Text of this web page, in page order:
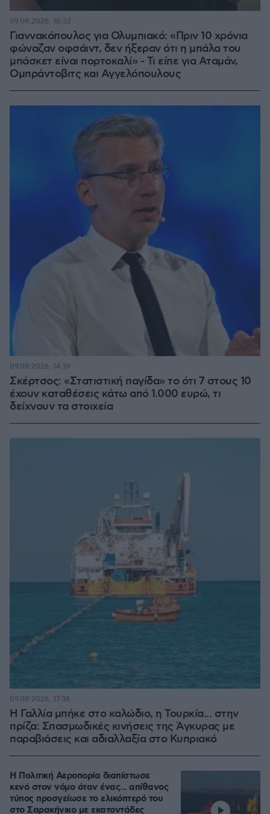
Γιαννακόπουλος για Ολυμπιακό: «Πριν 10 χρόνια
φώναζαν οφσάιντ, δεν ήξεραν ότι η μπάλα του
μπάσκετ είναι πορτοκαλί» - Τι είπε για Αταμάν,
Ομπράντοβιτς και Αγγελόπουλους
09.08.2026, 18:32
Σκέρτσος: «Στατιστική παγίδα» το ότι 7 στους 10
έχουν καταθέσεις κάτω από 1.000 ευρώ, τι
δείχνουν τα στοιχεία
09.08.2026, 14:39
Η Γαλλία μπήκε στο καλώδιο, η Τουρκία... στην
πρίζα: Σπασμωδικές κινήσεις της Άγκυρας με
παραβιάσεις και αδιαλλαξία στο Κυπριακό
09.08.2026, 17:36
Η Πολιτική Αεροπορία διαπίστωσε
κενό στον νόμο όταν ένας... απίθανος
τύπος προσγείωσε το ελικόπτερό του
στο Σαρακήνικο με εκατοντάδες